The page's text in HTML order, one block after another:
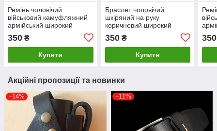
Ремінь чоловічий
військовий камуфляжний
армійський широкий
350 ₴
Купити
Браслет чоловічий
шкіряний на руку
коричневий широкий
350₴
Купити
350
Акційні пропозиції та новинки
–14% –11%